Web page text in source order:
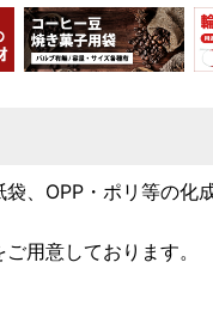
、OPP・ポリ等の化
用意しております。